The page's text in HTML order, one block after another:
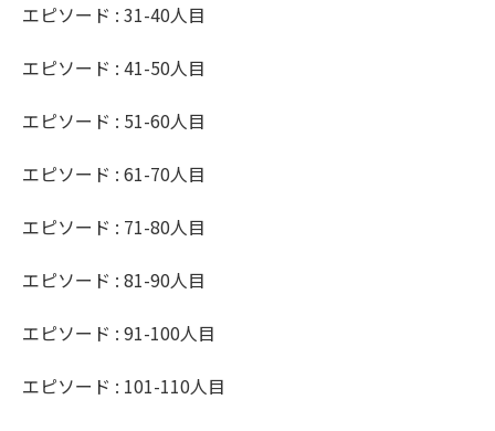
エピソード : 31-40人目
エピソード : 41-50人目
エピソード : 51-60人目
エピソード : 61-70人目
エピソード : 71-80人目
エピソード : 81-90人目
エピソード : 91-100人目
エピソード : 101-110人目